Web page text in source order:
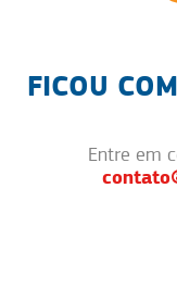
FICOU
Entre em